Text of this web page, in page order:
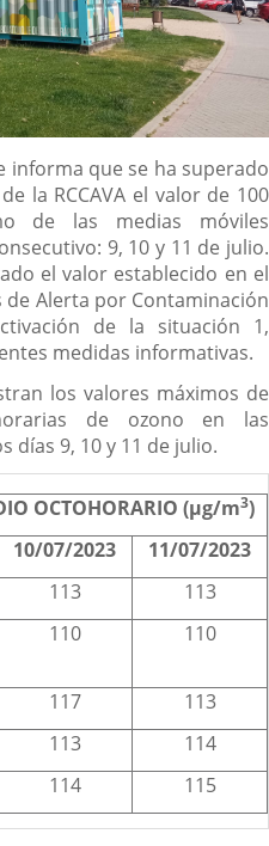
informa que se ha superado
la RCCAVA el valor de 100
de las medias móviles
9, 10 y 11 de julio.
el valor establecido en el
de Alerta por Contaminación
de la situación 1,
medidas informativas.
los valores máximos de
de ozono en las
días 9, 10 y 11 de julio.
OCTOHORARIO (µg/m3)
10/07/2023
11/07/2023
113
113
110 110
117
113
113
114
114 115